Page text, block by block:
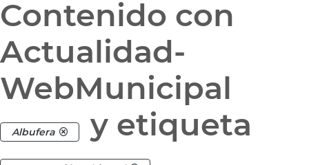
Contenido con
Actualidad-
WebMunicipal
Albufera y etiqueta